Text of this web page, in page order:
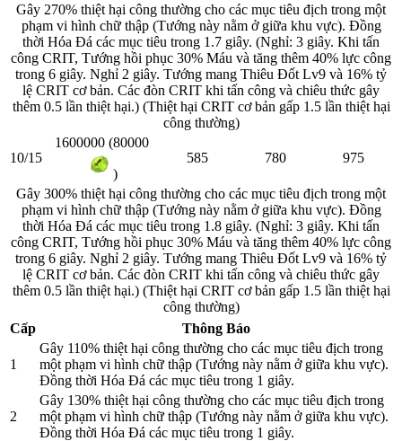
Gây 270% thiệt hại công thường cho các mục tiêu địch trong một
phạm vi hình chữ thập (Tướng này nằm ở giữa khu vực). Đồng
thời Hóa Đá các mục tiêu trong 1.7 giây. (Nghỉ: 3 giây. Khi tấn
công CRIT, Tướng hồi phục 30% Máu và tăng thêm 40% lực công
trong 6 giây. Nghỉ 2 giây. Tướng mang Thiêu Đốt Lv9 và 16% tỷ
lệ CRIT cơ bản. Các đòn CRIT khi tấn công và chiêu thức gây
thêm 0.5 lần thiệt hại.) (Thiệt hại CRIT cơ bản gấp 1.5 lần thiệt hại
công thường)
10/15
1600000 (80000
)
585 780 975
Gây 300% thiệt hại công thường cho các mục tiêu địch trong một
phạm vi hình chữ thập (Tướng này nằm ở giữa khu vực). Đồng
thời Hóa Đá các mục tiêu trong 1.8 giây. (Nghỉ: 3 giây. Khi tấn
công CRIT, Tướng hồi phục 30% Máu và tăng thêm 40% lực công
trong 6 giây. Nghỉ 2 giây. Tướng mang Thiêu Đốt Lv9 và 16% tỷ
lệ CRIT cơ bản. Các đòn CRIT khi tấn công và chiêu thức gây
thêm 0.5 lần thiệt hại.) (Thiệt hại CRIT cơ bản gấp 1.5 lần thiệt hại
công thường)
Cấp
Thông Báo
1
Gây 110% thiệt hại công thường cho các mục tiêu địch trong
một phạm vi hình chữ thập (Tướng này nằm ở giữa khu vực).
Đồng thời Hóa Đá các mục tiêu trong 1 giây.
2
Gây 130% thiệt hại công thường cho các mục tiêu địch trong
một phạm vi hình chữ thập (Tướng này nằm ở giữa khu vực).
Đồng thời Hóa Đá các mục tiêu trong 1 giây.